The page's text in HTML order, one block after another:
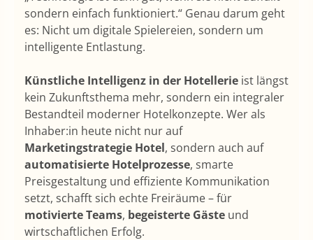
sondern einfach funktioniert.“ Genau darum geht
es: Nicht um digitale Spielereien, sondern um
intelligente Entlastung.
Künstliche Intelligenz in der Hotellerie ist längst
kein Zukunftsthema mehr, sondern ein integraler
Bestandteil moderner Hotelkonzepte. Wer als
Inhaber:in heute nicht nur auf
Marketingstrategie Hotel, sondern auch auf
automatisierte Hotelprozesse, smarte
Preisgestaltung und effiziente Kommunikation
setzt, schafft sich echte Freiräume – für
motivierte Teams, begeisterte Gäste und
wirtschaftlichen Erfolg.